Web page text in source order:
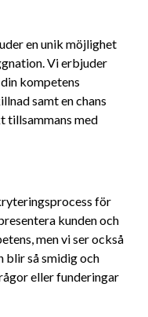
en unik möjlighet
Vi erbjuder
kompetens
samt en chans
tillsammans med
för
kunden och
men vi ser också
blir så smidig och
eller funderingar